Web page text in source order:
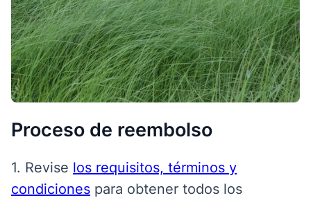
Proceso de reembolso
1. Revise los requisitos, términos y
condiciones para obtener todos los